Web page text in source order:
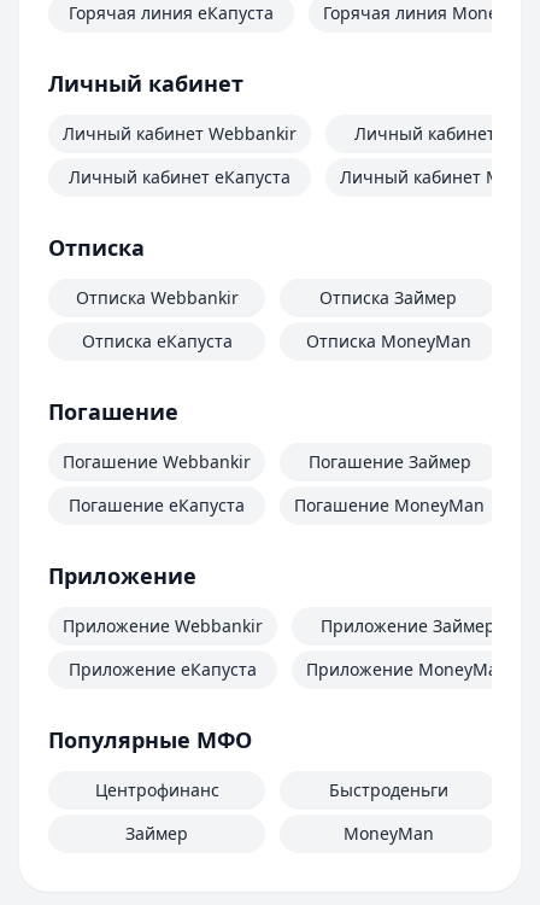
Горячая линия еКапуста
Горячая линия
Личный кабинет
Личный кабинет Webbankir
Личный кабинет еКапуста
Личный кабинет
Личный кабинет
Отписка
Отписка Webbankir
Отписка еКапуста
Отписка Займер
Отписка MoneyMan
Погашение
Погашение Webbankir
Погашение еКапуста
Погашение Займер
Погашение MoneyMan
Приложение
Приложение Webbankir
Приложение еКапуста
Приложение Займер
Приложение MoneyMan
Популярные МФО
Центрофинанс
Займер
Быстроденьги
MoneyMan